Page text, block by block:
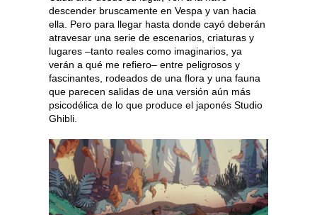
descender bruscamente en Vespa y van hacia
ella. Pero para llegar hasta donde cayó deberán
atravesar una serie de escenarios, criaturas y
lugares –tanto reales como imaginarios, ya
verán a qué me refiero– entre peligrosos y
fascinantes, rodeados de una flora y una fauna
que parecen salidas de una versión aún más
psicodélica de lo que produce el japonés Studio
Ghibli.